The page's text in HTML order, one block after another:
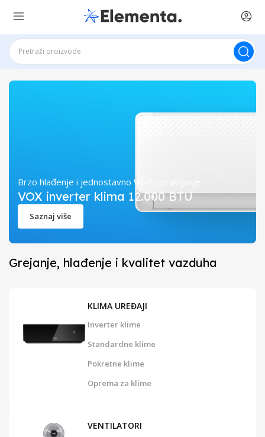
Brzo hlađenje i jednostavno Wi-Fi upravljanje
VOX inverter klima 12.000 BTU
Saznaj više
Grejanje, hlađenje i kvalitet vazduha
KLIMA UREĐAJI
Inverter klime
Standardne klime
Pokretne klime
Oprema za klime
VENTILATORI